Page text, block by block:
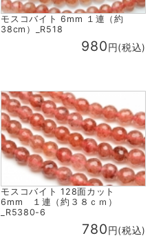
モスコバイト 6mm １連（約
38cm）_R518
980円(税込)
モスコバイト 128面カット
6mm １連（約３８ｃｍ）
_R5380-6
780円(税込)